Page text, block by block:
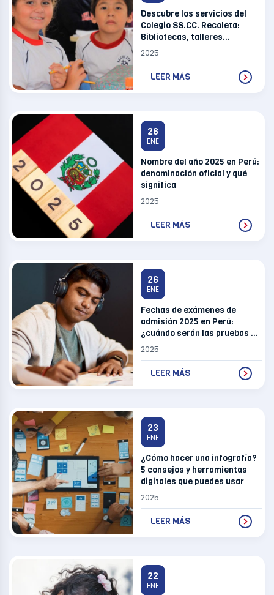
Descubre los servicios del
Colegio SS.CC. Recoleta:
Bibliotecas, talleres
gratuitos, asesoría espiritual
2025
LEER MÁS
26
ENE
Nombre del año 2025 en Perú:
denominación oficial y qué
significa
2025
LEER MÁS
26
ENE
Fechas de exámenes de
admisión 2025 en Perú:
¿cuándo serán las pruebas en
universidades?
2025
LEER MÁS
23
ENE
¿Cómo hacer una infografía?
5 consejos y herramientas
digitales que puedes usar
2025
LEER MÁS
22
ENE